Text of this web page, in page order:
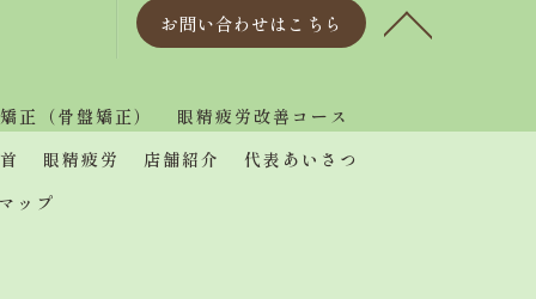
お問い合わせはこちら
正（骨盤矯正）
眼精疲労改善コース
首
眼精疲労 店舗紹介
代表あいさつ
ップ